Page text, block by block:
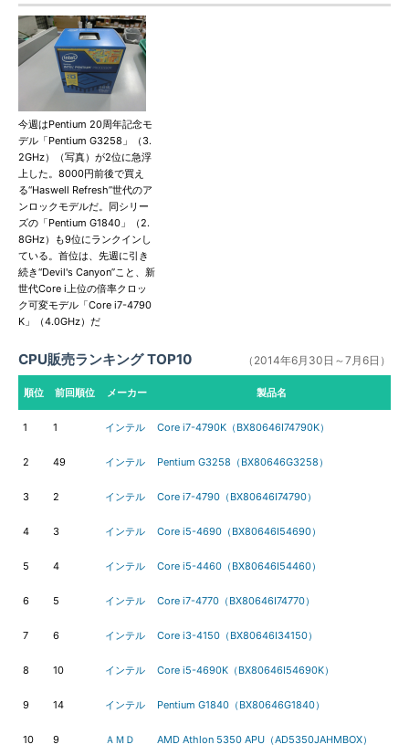
今週はPentium 20周年記念モ
デル「Pentium G3258」（3.
2GHz）（写真）が2位に急浮
上した。8000円前後で買え
る“Haswell Refresh”世代のア
ンロックモデルだ。同シリー
ズの「Pentium G1840」（2.
8GHz）も9位にランクインし
ている。首位は、先週に引き
続き“Devil's Canyon”こと、新
世代Core i上位の倍率クロッ
ク可変モデル「Core i7-4790
K」（4.0GHz）だ
CPU販売ランキング TOP10 （2014年6月30日～7月6日）
順位 前回順位 メーカー 製品名
1 1 インテル Core i7-4790K（BX80646I74790K）
2 49 インテル Pentium G3258（BX80646G3258）
3 2 インテル Core i7-4790（BX80646I74790）
4 3 インテル Core i5-4690（BX80646I54690）
5 4 インテル Core i5-4460（BX80646I54460）
6 5 インテル Core i7-4770（BX80646I74770）
7 6 インテル Core i3-4150（BX80646I34150）
8 10 インテル Core i5-4690K（BX80646I54690K）
9 14 インテル Pentium G1840（BX80646G1840）
10 9 ＡＭＤ AMD Athlon 5350 APU（AD5350JAHMBOX）